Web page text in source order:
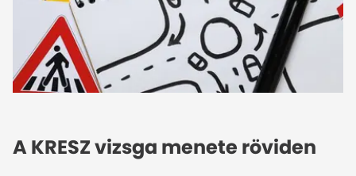
A KRESZ vizsga menete röviden